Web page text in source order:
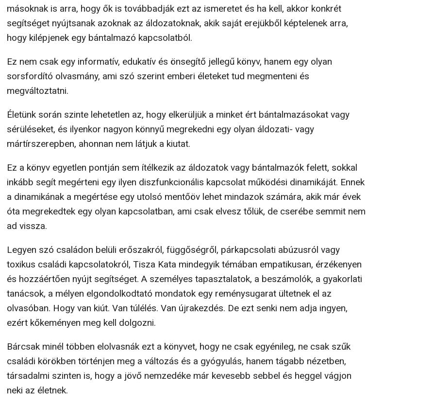
másoknak is arra, hogy ők is továbbadják ezt az ismeretet és ha kell, akkor konkrét
segítséget nyújtsanak azoknak az áldozatoknak, akik saját erejükből képtelenek arra,
hogy kilépjenek egy bántalmazó kapcsolatból.
Ez nem csak egy informatív, edukatív és önsegítő jellegű könyv, hanem egy olyan
sorsfordító olvasmány, ami szó szerint emberi életeket tud megmenteni és
megváltoztatni.
Életünk során szinte lehetetlen az, hogy elkerüljük a minket ért bántalmazásokat vagy
sérüléseket, és ilyenkor nagyon könnyű megrekedni egy olyan áldozati- vagy
mártírszerepben, ahonnan nem látjuk a kiutat.
Ez a könyv egyetlen pontján sem ítélkezik az áldozatok vagy bántalmazók felett, sokkal
inkább segít megérteni egy ilyen diszfunkcionális kapcsolat működési dinamikáját. Ennek
a dinamikának a megértése egy utolsó mentőöv lehet mindazok számára, akik már évek
óta megrekedtek egy olyan kapcsolatban, ami csak elvesz tőlük, de cserébe semmit nem
ad vissza.
Legyen szó családon belüli erőszakról, függőségről, párkapcsolati abúzusról vagy
toxikus családi kapcsolatokról, Tisza Kata mindegyik témában empatikusan, érzékenyen
és hozzáértően nyújt segítséget. A személyes tapasztalatok, a beszámolók, a gyakorlati
tanácsok, a mélyen elgondolkodtató mondatok egy reménysugarat ültetnek el az
olvasóban. Hogy van kiút. Van túlélés. Van újrakezdés. De ezt senki nem adja ingyen,
ezért kőkeményen meg kell dolgozni.
Bárcsak minél többen elolvasnák ezt a könyvet, hogy ne csak egyénileg, ne csak szűk
családi körökben történjen meg a változás és a gyógyulás, hanem tágabb nézetben,
társadalmi szinten is, hogy a jövő nemzedéke már kevesebb sebbel és heggel vágjon
neki az életnek.